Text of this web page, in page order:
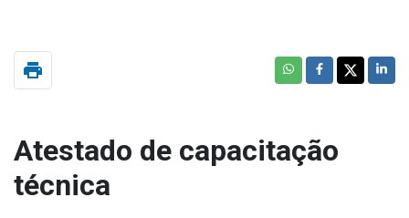
print
Atestado de capacitação
técnica